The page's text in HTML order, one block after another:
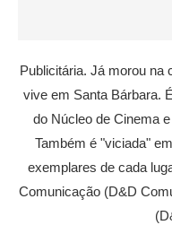
Publicitária. Já morou na
vive em Santa Bárbara.
do Núcleo de Cinema
Também é "viciada"
exemplares de cada
Comunicação (D&D